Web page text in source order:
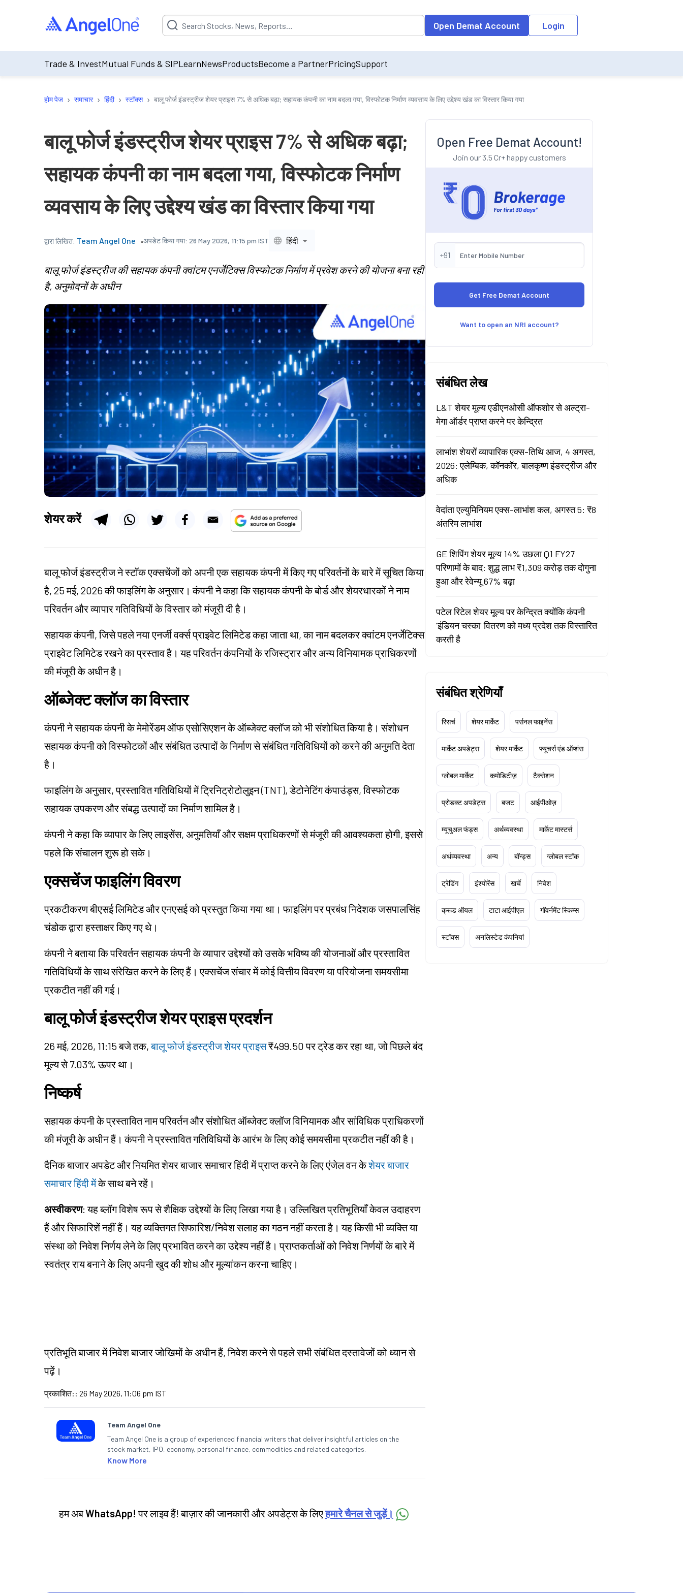
Suggestion will be populated by default on accessing the input field. On entering data into the input field, the suggestion list will be updated as per the
Open Demat Account Login
Trade & InvestMutual Funds & SIPLearnNewsProductsBecome a PartnerPricingSupport
होम पेज › समाचार › हिंदी › स्टॉक्स › बालू फोर्ज इंडस्ट्रीज शेयर प्राइस 7% से अधिक बढ़ा; सहायक कंपनी का नाम बदला गया, विस्फोटक निर्माण व्यवसाय के लिए उद्देश्य खंड का विस्तार किया गया
बालू फोर्ज इंडस्ट्रीज शेयर प्राइस 7% से अधिक बढ़ा;
सहायक कंपनी का नाम बदला गया, विस्फोटक निर्माण
व्यवसाय के लिए उद्देश्य खंड का विस्तार किया गया
द्वारा लिखित: Team Angel One अपडेट किया गया: 26 May 2026, 11:15 pm IST हिंदी
बालू फोर्ज इंडस्ट्रीज की सहायक कंपनी क्वांटम एनर्जेटिक्स विस्फोटक निर्माण में प्रवेश करने की योजना बना रही
है, अनुमोदनों के अधीन
शेयर करें
बालू फोर्ज इंडस्ट्रीज ने स्टॉक एक्सचेंजों को अपनी एक सहायक कंपनी में किए गए परिवर्तनों के बारे में सूचित किया
है, 25 मई, 2026 की फाइलिंग के अनुसार। कंपनी ने कहा कि सहायक कंपनी के बोर्ड और शेयरधारकों ने नाम
परिवर्तन और व्यापार गतिविधियों के विस्तार को मंजूरी दी है।
सहायक कंपनी, जिसे पहले नया एनर्जी वर्क्स प्राइवेट लिमिटेड कहा जाता था, का नाम बदलकर क्वांटम एनर्जेटिक्स
प्राइवेट लिमिटेड रखने का प्रस्ताव है। यह परिवर्तन कंपनियों के रजिस्ट्रार और अन्य विनियामक प्राधिकरणों
की मंजूरी के अधीन है।
ऑब्जेक्ट क्लॉज का विस्तार
कंपनी ने सहायक कंपनी के मेमोरेंडम ऑफ एसोसिएशन के ऑब्जेक्ट क्लॉज को भी संशोधित किया है। संशोधन
सहायक कंपनी को विस्फोटकों और संबंधित उत्पादों के निर्माण से संबंधित गतिविधियों को करने की अनुमति देता
है।
फाइलिंग के अनुसार, प्रस्तावित गतिविधियों में ट्रिनिट्रोटोलुइन (TNT), डेटोनेटिंग कंपाउंड्स, विस्फोटक
सहायक उपकरण और संबद्ध उत्पादों का निर्माण शामिल है।
कंपनी ने कहा कि व्यापार के लिए लाइसेंस, अनुमतियाँ और सक्षम प्राधिकरणों से मंजूरी की आवश्यकता होगी, इससे
पहले कि संचालन शुरू हो सके।
एक्सचेंज फाइलिंग विवरण
प्रकटीकरण बीएसई लिमिटेड और एनएसई को प्रस्तुत किया गया था। फाइलिंग पर प्रबंध निदेशक जसपालसिंह
चंडोक द्वारा हस्ताक्षर किए गए थे।
कंपनी ने बताया कि परिवर्तन सहायक कंपनी के व्यापार उद्देश्यों को उसके भविष्य की योजनाओं और प्रस्तावित
गतिविधियों के साथ संरेखित करने के लिए हैं। एक्सचेंज संचार में कोई वित्तीय विवरण या परियोजना समयसीमा
प्रकटीत नहीं की गई।
बालू फोर्ज इंडस्ट्रीज शेयर प्राइस प्रदर्शन
26 मई, 2026, 11:15 बजे तक,बालू फोर्ज इंडस्ट्रीज शेयर प्राइस₹499.50 पर ट्रेड कर रहा था, जो पिछले बंद
मूल्य से 7.03% ऊपर था।
निष्कर्ष
सहायक कंपनी के प्रस्तावित नाम परिवर्तन और संशोधित ऑब्जेक्ट क्लॉज विनियामक और सांविधिक प्राधिकरणों
की मंजूरी के अधीन हैं। कंपनी ने प्रस्तावित गतिविधियों के आरंभ के लिए कोई समयसीमा प्रकटीत नहीं की है।
दैनिक बाजार अपडेट और नियमित शेयर बाजार समाचार हिंदी में प्राप्त करने के लिए एंजेल वन केशेयर बाजार
समाचार हिंदी मेंके साथ बने रहें।
अस्वीकरण: यह ब्लॉग विशेष रूप से शैक्षिक उद्देश्यों के लिए लिखा गया है। उल्लिखित प्रतिभूतियाँ केवल उदाहरण
हैं और सिफारिशें नहीं हैं। यह व्यक्तिगत सिफारिश/निवेश सलाह का गठन नहीं करता है। यह किसी भी व्यक्ति या
संस्था को निवेश निर्णय लेने के लिए प्रभावित करने का उद्देश्य नहीं है। प्राप्तकर्ताओं को निवेश निर्णयों के बारे में
स्वतंत्र राय बनाने के लिए अपनी खुद की शोध और मूल्यांकन करना चाहिए।
प्रतिभूति बाजार में निवेश बाजार जोखिमों के अधीन हैं, निवेश करने से पहले सभी संबंधित दस्तावेजों को ध्यान से
पढ़ें।
प्रकाशित: : 26 May 2026, 11:06 pm IST
Team Angel One
Team Angel One is a group of experienced financial writers that deliver insightful articles on the
stock market, IPO, economy, personal finance, commodities and related categories.
Know More
हम अबWhatsApp! पर लाइव हैं! बाज़ार की जानकारी और अपडेट्स के लिएहमारे चैनल से जुड़ें।
Open Free Demat Account!
Join our 3.5 Cr+ happy customers
+91
Want to open an NRI account?
संबंधित लेख
L&T शेयर मूल्य एडीएनओसी ऑफशोर से अल्ट्रा-
मेगा ऑर्डर प्राप्त करने पर केन्द्रित
लाभांश शेयरों व्यापारिक एक्स-तिथि आज, 4 अगस्त,
2026: एलेम्बिक, कॉनकॉर, बालकृष्ण इंडस्ट्रीज और
अधिक
वेदांता एल्युमिनियम एक्स-लाभांश कल, अगस्त 5: ₹8
अंतरिम लाभांश
GE शिपिंग शेयर मूल्य 14% उछला Q1 FY27
परिणामों के बाद: शुद्ध लाभ ₹1,309 करोड़ तक दोगुना
हुआ और रेवेन्यू 67% बढ़ा
पटेल रिटेल शेयर मूल्य पर केन्द्रित क्योंकि कंपनी
'इंडियन चस्का' वितरण को मध्य प्रदेश तक विस्तारित
करती है
संबंधित श्रेणियाँ
रिसर्च शेयर मार्केट पर्सनल फाइनेंस
मार्केट अपडेट्स शेयर मार्केट फ्यूचर्स एंड ऑप्शंस
ग्लोबल मार्केट कमोडिटीज़ टैक्सेशन
प्रोडक्ट अपडेट्स बजट आईपीओज़
म्यूचुअल फंड्स अर्थव्यवस्था मार्केट मास्टर्स
अर्थव्यवस्था अन्य बॉन्ड्स ग्लोबल स्टॉक
ट्रेडिंग इंश्योरेंस खर्चे निवेश
क्रूड ऑयल टाटा आईपीएल गॉवर्नमेंट स्किम्स
स्टॉक्स अनलिस्टेड कंपनियां